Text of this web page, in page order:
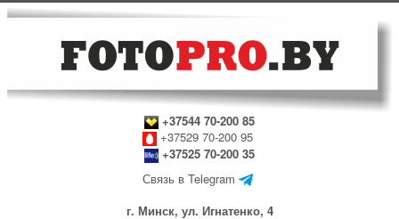
+37544 70-200 85
+37529 70-200 95
+37525 70-200 35
Связь в Telegram
г. Минск, ул. Игнатенко, 4